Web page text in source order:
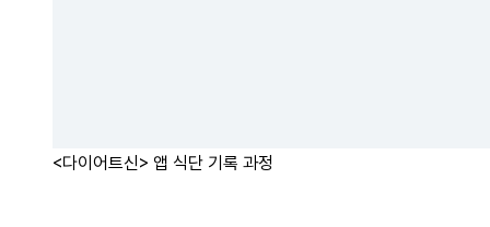
<다이어트신> 앱 식단 기록 과정